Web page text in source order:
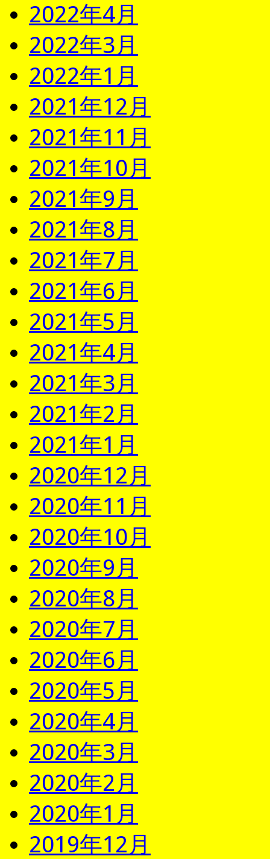
2022年4月
2022年3月
2022年1月
2021年12月
2021年11月
2021年10月
2021年9月
2021年8月
2021年7月
2021年6月
2021年5月
2021年4月
2021年3月
2021年2月
2021年1月
2020年12月
2020年11月
2020年10月
2020年9月
2020年8月
2020年7月
2020年6月
2020年5月
2020年4月
2020年3月
2020年2月
2020年1月
2019年12月